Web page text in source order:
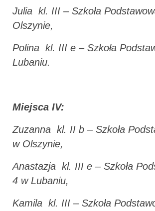
Julia kl. III – Szkoła
Olszynie,
Polina kl. III e – Szkoła
Lubaniu.
Miejsca IV:
Zuzanna kl. II b – Szkoła
w Olszynie,
Anastazja kl. III e – Szkoła
4 w Lubaniu,
Kamila kl. III – Szkoła